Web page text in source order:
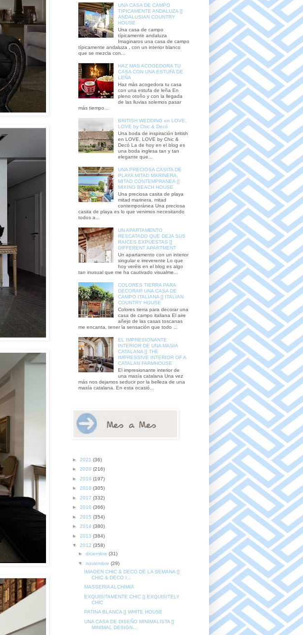
UNA CASA DE CAMPO
TIPICAMENTE ANDALUZA []
ANDALUSIAN COUNTRY
HOUSE
Una casa de campo
típicamente andaluza
Imaginaros una casa de campo
típicamente andaluza , con un interior blanco
que se mezcla con...
HAZ MAS ACOGEDORA TU
CASA CON UNA ESTUFA DE
LEÑA
Haz más acogedora tu casa
con una estufa de leña En
pleno otoño y con la llegada
de las lluvias solemos pasar
más tiempo...
BRITISH WEDDING en LOVE,
LOVE by Chic & Decó
Una boda de inspiración british
en LOVE, LOVE by Chic &
Decó La de hoy en el blog es
una boda inglesa tan y tan
elegante que...
UNA PRECIOSA CASITA DE
PLAYA MITAD MARINERA,
MITAD CONTEMPRANEA []
MIXING BEACH HOUSE
Una preciosa casita de playa
mitad marinera, mitad
contemporánea Una preciosa
casita de playa es lo que venimos necesitando
todos a...
UN APARTAMENTO
RESCATADO QUE DEJA SUS
RAICES EXPUESTAS []
DIFFERENT APARTMENT
Un apartamento con un interior
singular e irreverente Lo que
hoy veréis en el blog es algo
tan inusual que me ha cautivado visualme...
COLORES TIERRA PARA
DECORAR UNA CASA DE
CAMPO ITALIANA [] ITALIAN
COUNTRY HOUSE
Colores tierra para decorar una
casa de campo italiana El aire
añejo de las casas toscanas
me encanta, tener la sensación que todo ...
EL IMPRESIONANTE
INTERIOR DE UNA MASIA
CATALANA [] THE
IMPRESSIVE INTERIOR OF A
CATALAN FARMHOUSE
El impresionante interior de
una masía catalana Una vez
más nos dejamos seducir por la belleza de una
masía catalana. En esta ocasió...
► 2021 (36)
► 2020 (216)
► 2019 (197)
► 2018 (305)
► 2017 (332)
► 2016 (366)
► 2015 (354)
► 2014 (380)
► 2013 (384)
▼ 2012 (358)
► diciembre (31)
▼ noviembre (29)
IMAGEN CHIC & DECO DE LA SEMANA []
CHIC & DECO I...
MASSERIA ALCHIMIA
EXQUISITAMENTE CHIC [] EXQUISITELY
CHIC
PATINA BLANCA [] WHITE HOUSE
UNA CASA DE DISEÑO MINIMALISTA []
MINIMAL DESIGN...